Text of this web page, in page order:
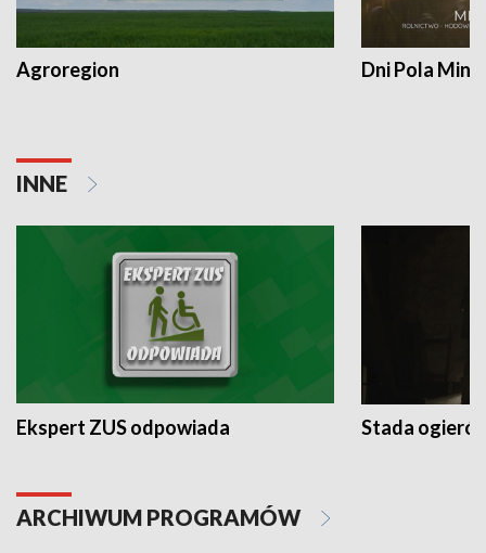
Agroregion Dni Pola
INNE
Ekspert ZUS odpowiada Stada
ARCHIWUM PROGRAMÓW